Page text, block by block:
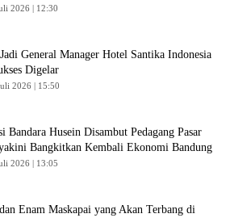
2026 | 12:30
General Manager Hotel Santika Indonesia
Digelar
2026 | 15:50
Bandara Husein Disambut Pedagang Pasar
Bangkitkan Kembali Ekonomi Bandung
2026 | 13:05
Enam Maskapai yang Akan Terbang di